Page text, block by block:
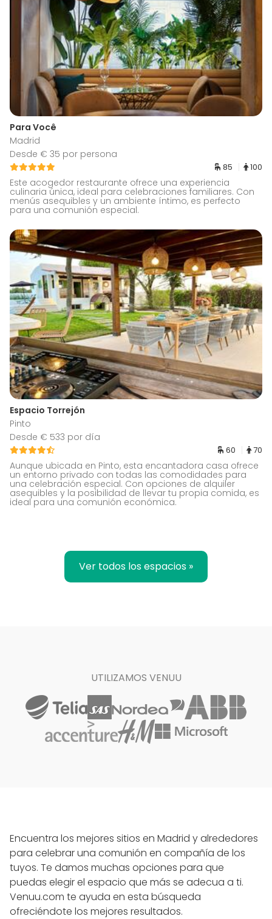
Para Você
Madrid
Desde € 35 por persona
85 100
Este acogedor restaurante ofrece una experiencia
culinaria única, ideal para celebraciones familiares. Con
menús asequibles y un ambiente íntimo, es perfecto
para una comunión especial.
Espacio Torrejón
Pinto
Desde € 533 por día
60 70
Aunque ubicada en Pinto, esta encantadora casa ofrece
un entorno privado con todas las comodidades para
una celebración especial. Con opciones de alquiler
asequibles y la posibilidad de llevar tu propia comida, es
ideal para una comunión económica.
Ver todos los espacios »
UTILIZAMOS VENUU
Encuentra los mejores sitios en Madrid y alrededores
para celebrar una comunión en compañía de los
tuyos. Te damos muchas opciones para que
puedas elegir el espacio que más se adecua a ti.
Venuu.com te ayuda en esta búsqueda
ofreciéndote los mejores resultados.